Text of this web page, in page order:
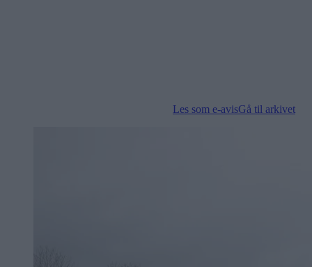
Les som e-avisGå til arkivet